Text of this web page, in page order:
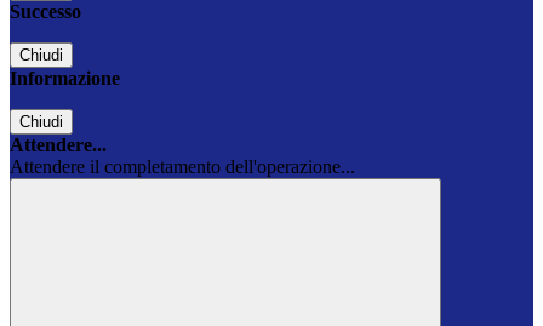
Successo
Chiudi
Informazione
Chiudi
Attendere...
Attendere il completamento dell'operazione...